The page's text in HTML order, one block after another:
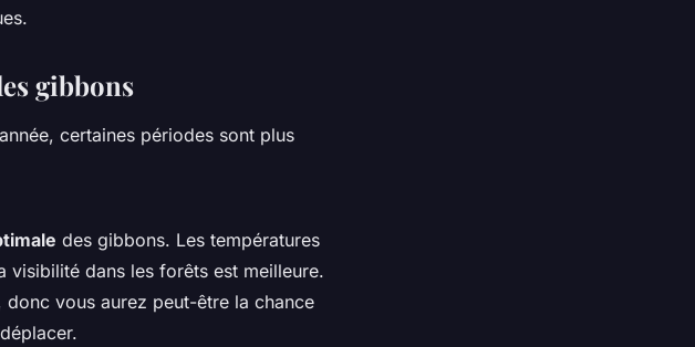
gibbons
certaines périodes sont plus
des gibbons. Les températures
visibilité dans les forêts est meilleure.
vous aurez peut-être la chance